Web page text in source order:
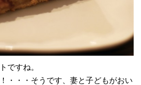
ですね。
・・・そうです、妻と子どもがおい